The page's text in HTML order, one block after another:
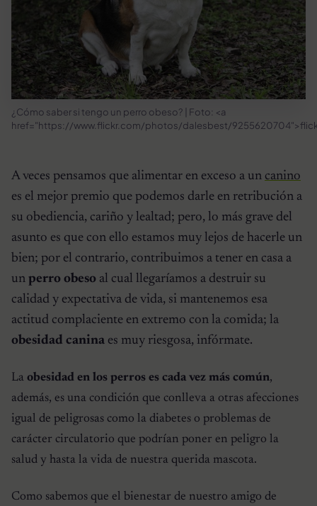
¿Cómo saber si tengo un perro obeso? | Foto: <a
href="https://www.flickr.com/photos/dalesbest/
A veces pensamos que alimentar en exceso a un canino
es el mejor premio que podemos darle en retribución a
su obediencia, cariño y lealtad; pero, lo más grave del
asunto es que con ello estamos muy lejos de hacerle un
bien; por el contrario, contribuimos a tener en casa a
un perro obeso al cual llegaríamos a destruir su
calidad y expectativa de vida, si mantenemos esa
actitud complaciente en extremo con la comida; la
obesidad canina es muy riesgosa, infórmate.
La obesidad en los perros es cada vez más común,
además, es una condición que conlleva a otras afecciones
igual de peligrosas como la diabetes o problemas de
carácter circulatorio que podrían poner en peligro la
salud y hasta la vida de nuestra querida mascota.
Como sabemos que el bienestar de nuestro amigo de